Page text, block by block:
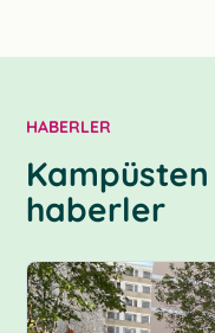
HABERLER
haberler